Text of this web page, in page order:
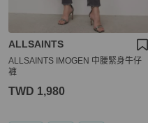
ALLSAINTS
ALLSAINTS IMOGEN 中腰緊身牛仔
褲
TWD 1,980